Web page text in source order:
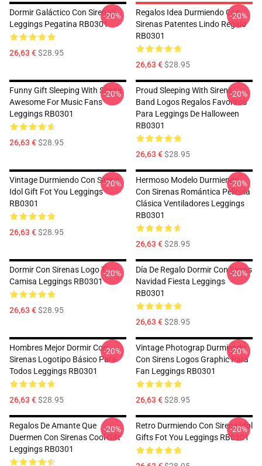
Dormir Galáctico Con Sirenas
Leggings Pegatina RB0301
26,63 €$28.95
-20%
Regalos Idea Durmiendo Con
Sirenas Patentes Lindo Regalo
RB0301
26,63 €$28.95
-20%
Funny Gift Sleeping With Sirens
Awesome For Music Fans
Leggings RB0301
26,63 €$28.95
-20%
Proud Sleeping With Sirens
Band Logos Regalos Favoritos
Para Leggings De Halloween
RB0301
26,63 €$28.95
-20%
Vintage Durmiendo Con Sirens
Idol Gift Fot You Leggings
RB0301
26,63 €$28.95
-20%
Hermoso Modelo Durmiendo
Con Sirenas Romántica Película
Clásica Ventiladores Leggings
RB0301
26,63 €$28.95
-20%
Dormir Con Sirenas Logo T
Camisa Leggings RB0301
26,63 €$28.95
-20%
Día De Regalo Dormir Con Sirens
Navidad Fiesta Leggings
RB0301
26,63 €$28.95
-20%
Hombres Mejor Dormir Con
Sirenas Logotipo Básico Para
Todos Leggings RB0301
26,63 €$28.95
-20%
Vintage Photograp Durmiendo
Con Sirens Logos Graphic Para
Fan Leggings RB0301
26,63 €$28.95
-20%
Regalos De Amante Que
Duermen Con Sirenas Cool Gift
Leggings RB0301
-20%
Retro Durmiendo Con Sirens Idol
Gifts Fot You Leggings RB0301
-20%